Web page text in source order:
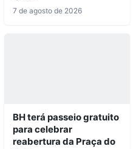
7 de agosto de 2026
BH terá passeio gratuito
para celebrar
reabertura da Praça do